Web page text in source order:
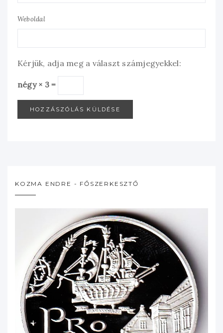
Weboldal
Kérjük, adja meg a választ számjegyekkel:
négy × 3 =
KOZMA ENDRE - FŐSZERKESZTŐ